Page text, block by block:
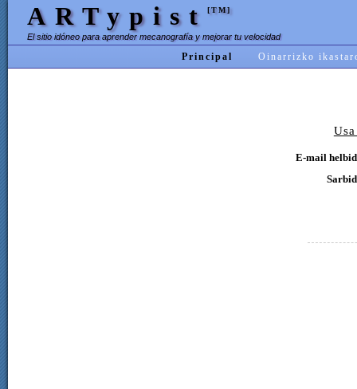
ARTypist [TM]
El sitio idóneo para aprender mecanografía y mejorar tu velocidad
Principal Oinarrizko
E-mail